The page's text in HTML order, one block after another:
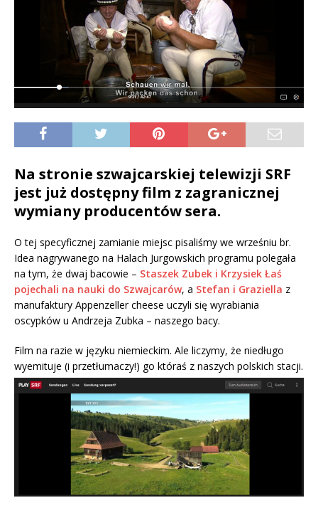
Na stronie szwajcarskiej telewizji SRF
jest już dostępny film z zagranicznej
wymiany producentów sera.
O tej specyficznej zamianie miejsc pisaliśmy we wrześniu br.
Idea nagrywanego na Halach Jurgowskich programu polegała
na tym, że dwaj bacowie – Staszek Zubek i Krzysiek Łaś
pojechali na nauki do Szwajcarów, a Stefan i Graziella z
manufaktury Appenzeller cheese uczyli się wyrabiania
oscypków u Andrzeja Zubka – naszego bacy.
Film na razie w języku niemieckim. Ale liczymy, że niedługo
wyemituje (i przetłumaczy!) go któraś z naszych polskich stacji.